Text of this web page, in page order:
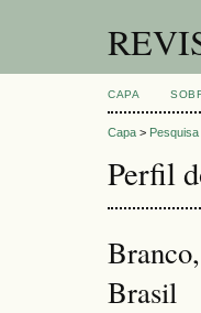
CAPA
Capa > Pesquisa
Perfil
Brasil